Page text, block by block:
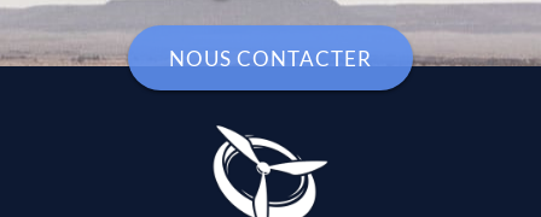
NOUS CONTACTER